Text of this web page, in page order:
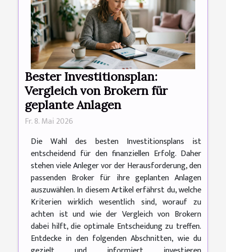
Bester Investitionsplan:
Vergleich von Brokern für
geplante Anlagen
Fr. 8. Mai 2026
Die Wahl des besten Investitionsplans ist
entscheidend für den finanziellen Erfolg. Daher
stehen viele Anleger vor der Herausforderung, den
passenden Broker für ihre geplanten Anlagen
auszuwählen. In diesem Artikel erfährst du, welche
Kriterien wirklich wesentlich sind, worauf zu
achten ist und wie der Vergleich von Brokern
dabei hilft, die optimale Entscheidung zu treffen.
Entdecke in den folgenden Abschnitten, wie du